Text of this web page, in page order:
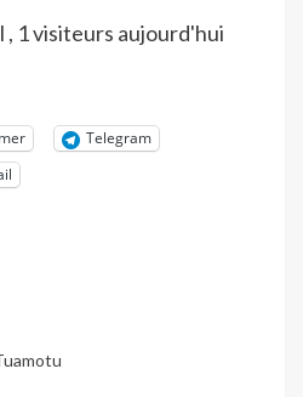
, 1 visiteurs aujourd'hui
Telegram